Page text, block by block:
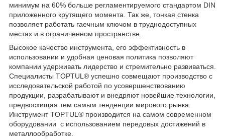
минимум на 60% больше регламентируемого стандартом DIN
приложенного крутящего момента. Так же, тонкая стенка
позволяет работать гаечным ключом в труднодоступных
местах и в ограниченном пространстве.
Высокое качество инструмента, его эффективность в
использовании и удобная ценовая политика позволяют
компании удерживать лидерство и стремительно развиваться.
Специалисты TOPTUL® успешно совмещают производство с
исследовательской работой по усовершенствованию
продукции, разрабатывают и внедряют новейшие технологии,
предвосхищая тем самым тенденции мирового рынка.
Инструмент TOPTUL® производится на самом современном
оборудовании с использованием передовых достижений в
металлообработке.